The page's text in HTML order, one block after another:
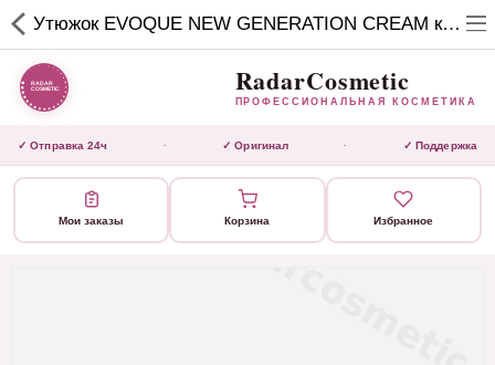
RadarCosmetic
КОСМЕТИКА
✕
Активаторы
Ботокс
Утюжок EVOQUE NEW GENERATION CREAM кремовый
RadarCosmetic
ПРОФЕССИОНАЛЬНАЯ КОСМЕТИКА
✓ Отправка 24ч · ✓ Оригинал · ✓ Поддержка
Мои заказы Корзина Избранное